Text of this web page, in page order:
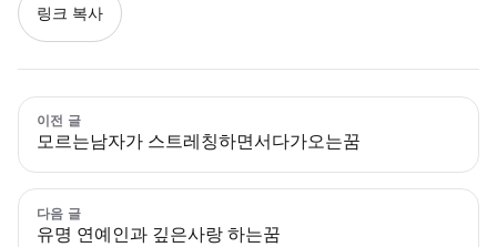
링크 복사
이전 글
모르는남자가 스트레칭하면서다가오는꿈
다음 글
유명 연예인과 깊은사랑 하는꿈